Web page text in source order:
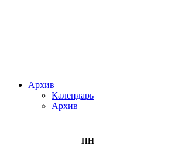
Архив
Календарь
Архив
ПН